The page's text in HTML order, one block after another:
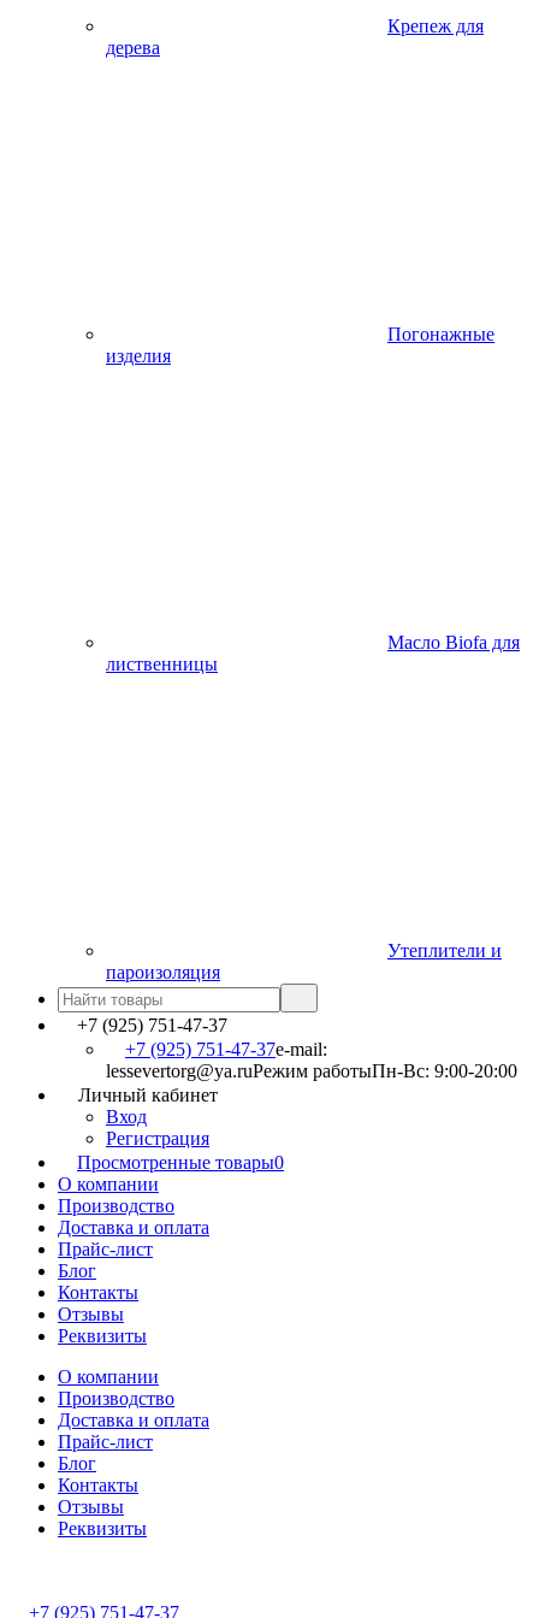
Крепеж для
дерева
Погонажные
изделия
Масло Biofa для
лиственницы
Утеплители и
пароизоляция
+7 (925) 751-47-37
+7 (925) 751-47-37e-mail:
lessevertorg@ya.ruРежим работыПн-Вс: 9:00-20:00
Личный кабинет
Вход
Регистрация
Просмотренные товары0
О компании
Производство
Доставка и оплата
Прайс-лист
Блог
Контакты
Отзывы
Реквизиты
О компании
Производство
Доставка и оплата
Прайс-лист
Блог
Контакты
Отзывы
Реквизиты
+7 (925) 751-47-37